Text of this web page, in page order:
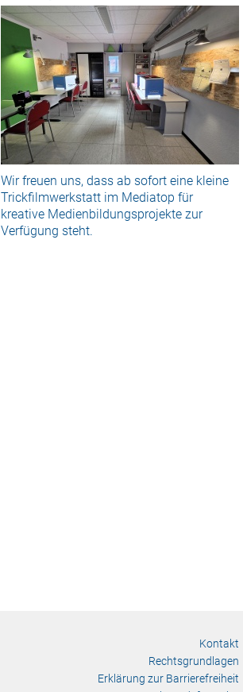
Wir freuen uns, dass ab sofort eine kleine
Trickfilmwerkstatt im Mediatop für
kreative Medienbildungsprojekte zur
Verfügung steht.
Kontakt
Rechtsgrundlagen
Erklärung zur Barrierefreiheit